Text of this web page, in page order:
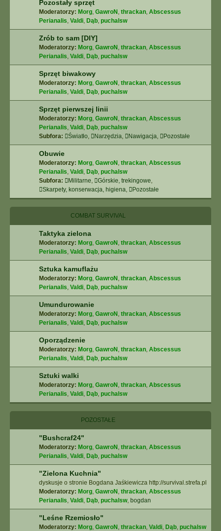
Pozostały sprzęt
Moderatorzy: Morg, GawroN , thrackan, Abscessus
Perianalis, Valdi, Dąb, puchalsw
Zrób to sam [DIY]
Moderatorzy: Morg, GawroN , thrackan, Abscessus
Perianalis, Valdi, Dąb, puchalsw
Sprzęt biwakowy
Moderatorzy: Morg, GawroN , thrackan, Abscessus
Perianalis, Valdi, Dąb, puchalsw
Sprzęt pierwszej linii
Moderatorzy: Morg, GawroN , thrackan, Abscessus
Perianalis, Valdi, Dąb, puchalsw
Subfora:
Światło, Narzędzia, Nawigacja, Pozostałe
Obuwie
Moderatorzy: Morg, GawroN , thrackan, Abscessus
Perianalis, Valdi, Dąb, puchalsw
Subfora:
Militarne, Górskie, trekingowe,
Skarpety, konserwacja, higiena, Pozostałe
COMBAT SURVIVAL
Taktyka zielona
Moderatorzy: Morg, GawroN , thrackan, Abscessus
Perianalis, Valdi, Dąb, puchalsw
Sztuka kamuflażu
Moderatorzy: Morg, GawroN , thrackan, Abscessus
Perianalis, Valdi, Dąb, puchalsw
Umundurowanie
Moderatorzy: Morg, GawroN , thrackan, Abscessus
Perianalis, Valdi, Dąb, puchalsw
Oporządzenie
Moderatorzy: Morg, GawroN , thrackan, Abscessus
Perianalis, Valdi, Dąb, puchalsw
Sztuki walki
Moderatorzy: Morg, GawroN , thrackan, Abscessus
Perianalis, Valdi, Dąb, puchalsw
POZOSTAŁE
"Bushcraf24"
Moderatorzy: Morg, GawroN , thrackan, Abscessus
Perianalis, Valdi, Dąb, puchalsw
"Zielona Kuchnia"
dyskusje o stronie Bogdana Jaśkiewicza http://survival.strefa.pl
Moderatorzy: Morg, GawroN , thrackan, Abscessus
Perianalis, Valdi, Dąb, puchalsw, bogdan
"Leśne Rzemiosło"
Moderatorzy: Morg, GawroN , thrackan, Valdi, Dąb, puchalsw